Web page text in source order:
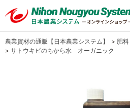
農業資材の通販【日本農業システム】 > 肥料
> サトウキビのちから水 オーガニック